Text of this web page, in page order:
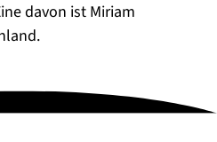
davon ist Miriam